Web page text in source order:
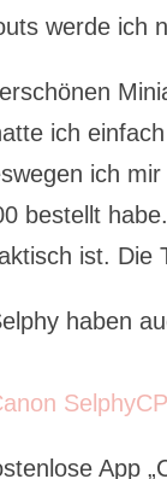
werde ich
ich
ich
bestellt
ist. Die
haben
App